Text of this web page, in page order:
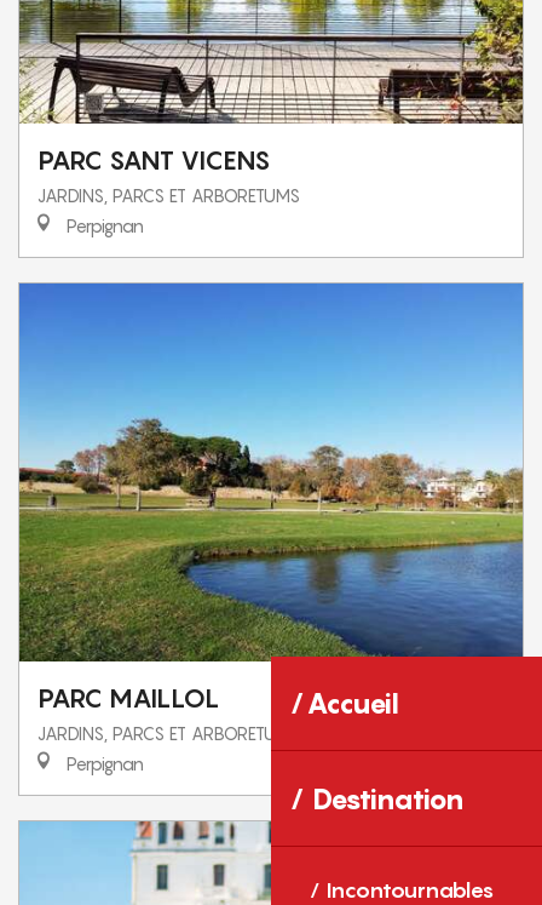
Accueil
Destination
Incontournables
PARC SANT VICENS
JARDINS, PARCS ET ARBORETUMS
Perpignan
PARC MAILLOL
JARDINS, PARCS ET ARBORETUMS
Perpignan